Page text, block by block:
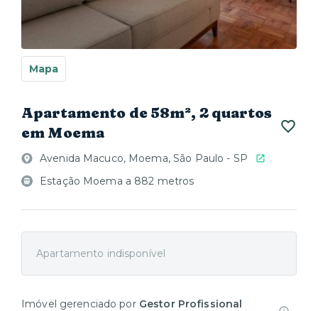
Mapa
Apartamento de 58m², 2 quartos
em Moema
Avenida Macuco, Moema, São Paulo - SP
Estação Moema a 882 metros
Apartamento indisponível
Imóvel gerenciado por Gestor Profissional